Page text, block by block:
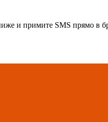
и примите SMS прямо в